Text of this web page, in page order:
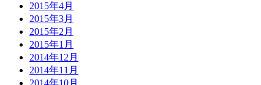
2015年4月
2015年3月
2015年2月
2015年1月
2014年12月
2014年11月
2014年10月